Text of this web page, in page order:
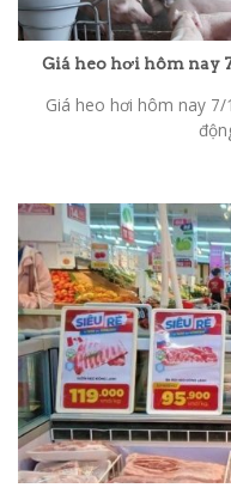
Giá heo hơi hôm nay
Giá heo hơi hôm nay